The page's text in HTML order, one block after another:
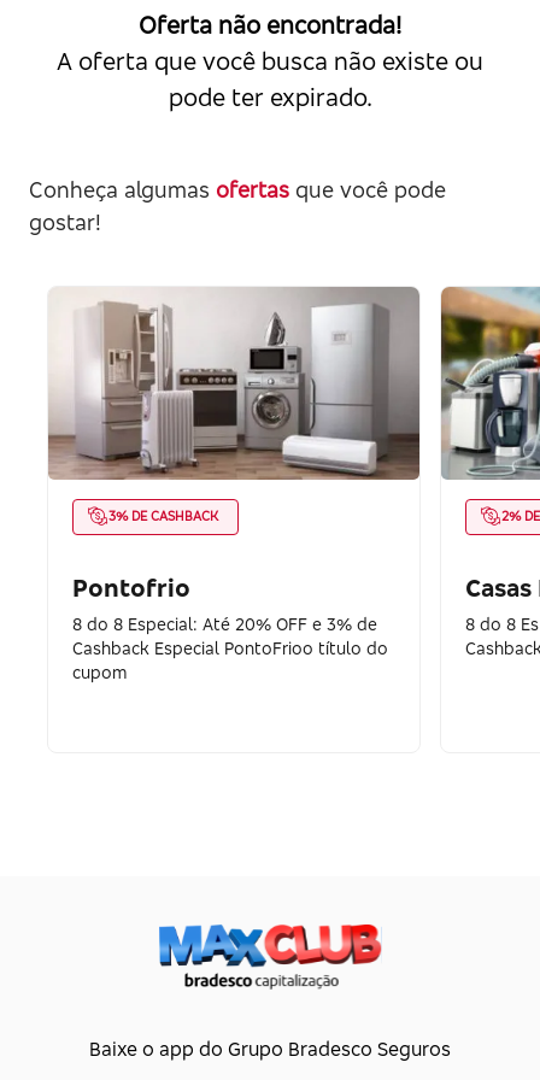
Oferta não encontrada!
A oferta que você busca não existe ou
pode ter expirado.
Conheça algumas ofertas que você pode
gostar!
3% DE CASHBACK
Pontofrio
8 do 8 Especial: Até 20% OFF e 3% de
Cashback Especial PontoFrioo título do
cupom
2%
8 do 8
Baixe o app do Grupo Bradesco Seguros